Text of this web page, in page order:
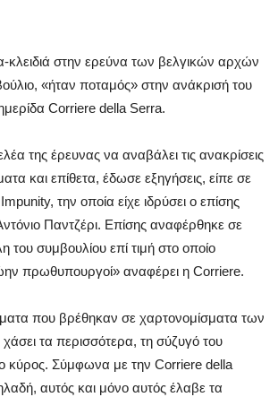
στην ερεύνα των βελγικών αρχών
«ήταν ποταμός» στην ανάκρισή του
Corriere della Serra.
της έρευνας να αναβάλει τις ανακρίσεις
και επίθετα, έδωσε εξηγήσεις, είπε σε
την οποία είχε ιδρύσει ο επίσης
Παντζέρι. Επίσης αναφέρθηκε σε
συμβουλίου επί τιμή στο οποίο
πρωθυπουργοί» αναφέρει η Corriere.
που βρέθηκαν σε χαρτονομίσματα των
τα περισσότερα, τη σύζυγό του
κύρος. Σύμφωνα με την Corriere della
αυτός και μόνο αυτός έλαβε τα